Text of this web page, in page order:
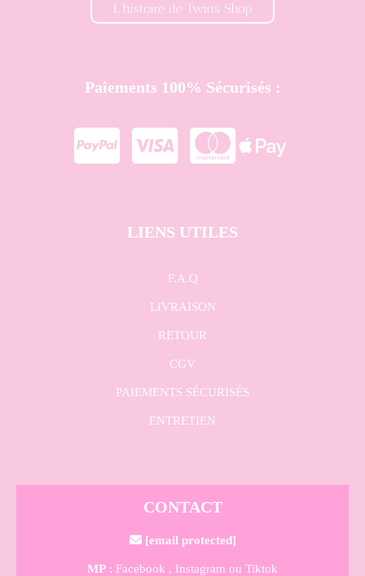
L'histoire de Twins Shop
Paiements 100% Sécurisés :
   
LIENS UTILES
F.A.Q
LIVRAISON
RETOUR
CGV
PAIEMENTS SÉCURISÉS
ENTRETIEN
CONTACT
 [email protected]
MP : Facebook , Instagram ou Tiktok